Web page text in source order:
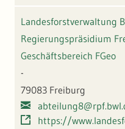
Landesforstverwaltung
Regierungspräsidium
Geschäftsbereich FGeo
-
79083 Freiburg
https://